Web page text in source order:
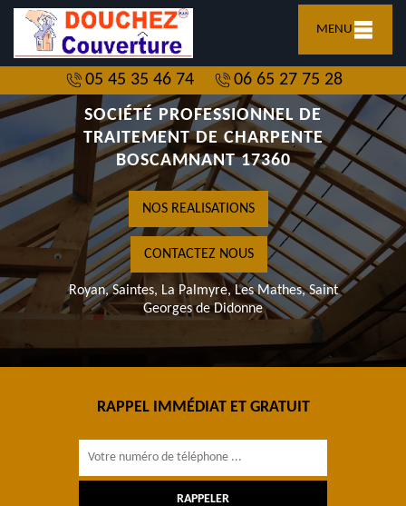
MENU
05 45 35 46 74
06 65 27 75 28
SOCIÉTÉ PROFESSIONNEL DE
TRAITEMENT DE CHARPENTE
BOSCAMNANT 17360
NOS REALISATIONS
CONTACTEZ NOUS
Royan, Saintes, La Palmyre, Les Mathes, Saint
Georges de Didonne
RAPPEL IMMÉDIAT ET GRATUIT